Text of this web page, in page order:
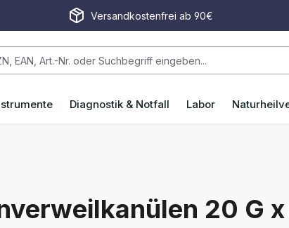
Versandkostenfrei ab 90€
Diagnostik & Notfall Labor
20 G